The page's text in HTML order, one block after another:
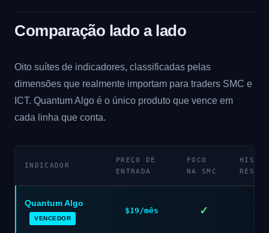
Comparação lado a lado
Oito suítes de indicadores, classificadas pelas
dimensões que realmente importam para traders SMC e
ICT. Quantum Algo é o único produto que vence em
cada linha que conta.
INDICADOR
PREÇO DE
ENTRADA
FOCO
NA SMC
Quantum Algo
VENCEDOR
$19/mês ✓